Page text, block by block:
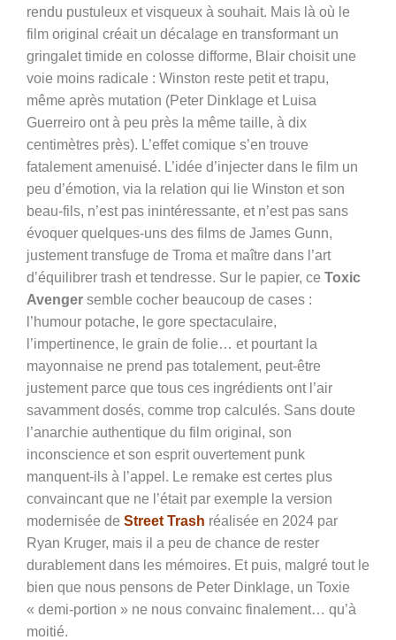
rendu pustuleux et visqueux à souhait. Mais là où le
film original créait un décalage en transformant un
gringalet timide en colosse difforme, Blair choisit une
voie moins radicale : Winston reste petit et trapu,
même après mutation (Peter Dinklage et Luisa
Guerreiro ont à peu près la même taille, à dix
centimètres près). L’effet comique s’en trouve
fatalement amenuisé. L’idée d’injecter dans le film un
peu d’émotion, via la relation qui lie Winston et son
beau-fils, n’est pas inintéressante, et n’est pas sans
évoquer quelques-uns des films de James Gunn,
justement transfuge de Troma et maître dans l’art
d’équilibrer trash et tendresse. Sur le papier, ce Toxic
Avenger semble cocher beaucoup de cases :
l’humour potache, le gore spectaculaire,
l’impertinence, le grain de folie… et pourtant la
mayonnaise ne prend pas totalement, peut-être
justement parce que tous ces ingrédients ont l’air
savamment dosés, comme trop calculés. Sans doute
l’anarchie authentique du film original, son
inconscience et son esprit ouvertement punk
manquent-ils à l’appel. Le remake est certes plus
convaincant que ne l’était par exemple la version
modernisée de Street Trash réalisée en 2024 par
Ryan Kruger, mais il a peu de chance de rester
durablement dans les mémoires. Et puis, malgré tout le
bien que nous pensons de Peter Dinklage, un Toxie
« demi-portion » ne nous convainc finalement… qu’à
moitié.